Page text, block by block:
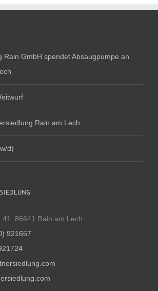
Rain GmbH spendet Absaugpumpe an
Rain am Lech
d)
86641 Rain am Lech
921657